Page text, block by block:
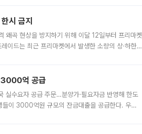
시 금지
왜곡 현상을 방지하기 위해 이달 12일부터 프리마켓
이드는 최근 프리마켓에서 발생한 소량의 상·하한
3000억 공급
실수요자 공급 주문…분양가·필요자금 반영해 한도
들이 3000억원 규모의 잔금대출을 공급한다. 우리